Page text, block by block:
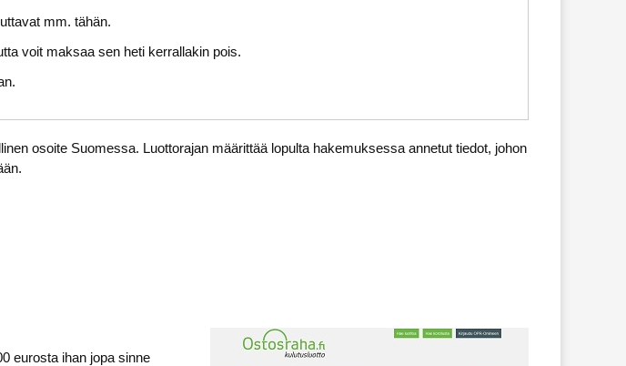
mm. tähän.
voit maksaa sen heti kerrallakin pois.
osoite Suomessa. Luottorajan määrittää lopulta hakemuksessa annetut tiedot, johon
eurosta ihan jopa sinne